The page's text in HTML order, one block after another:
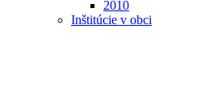
2010
Inštitúcie v obci